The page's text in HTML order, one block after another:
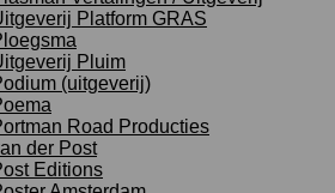
Platform GRAS
Pluim
(uitgeverij)
Road Producties
der Post
Editions